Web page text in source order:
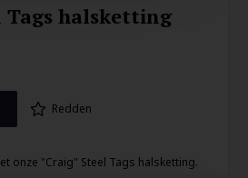
Tags halsketting
Redden
onze "Craig" Steel Tags halsketting.